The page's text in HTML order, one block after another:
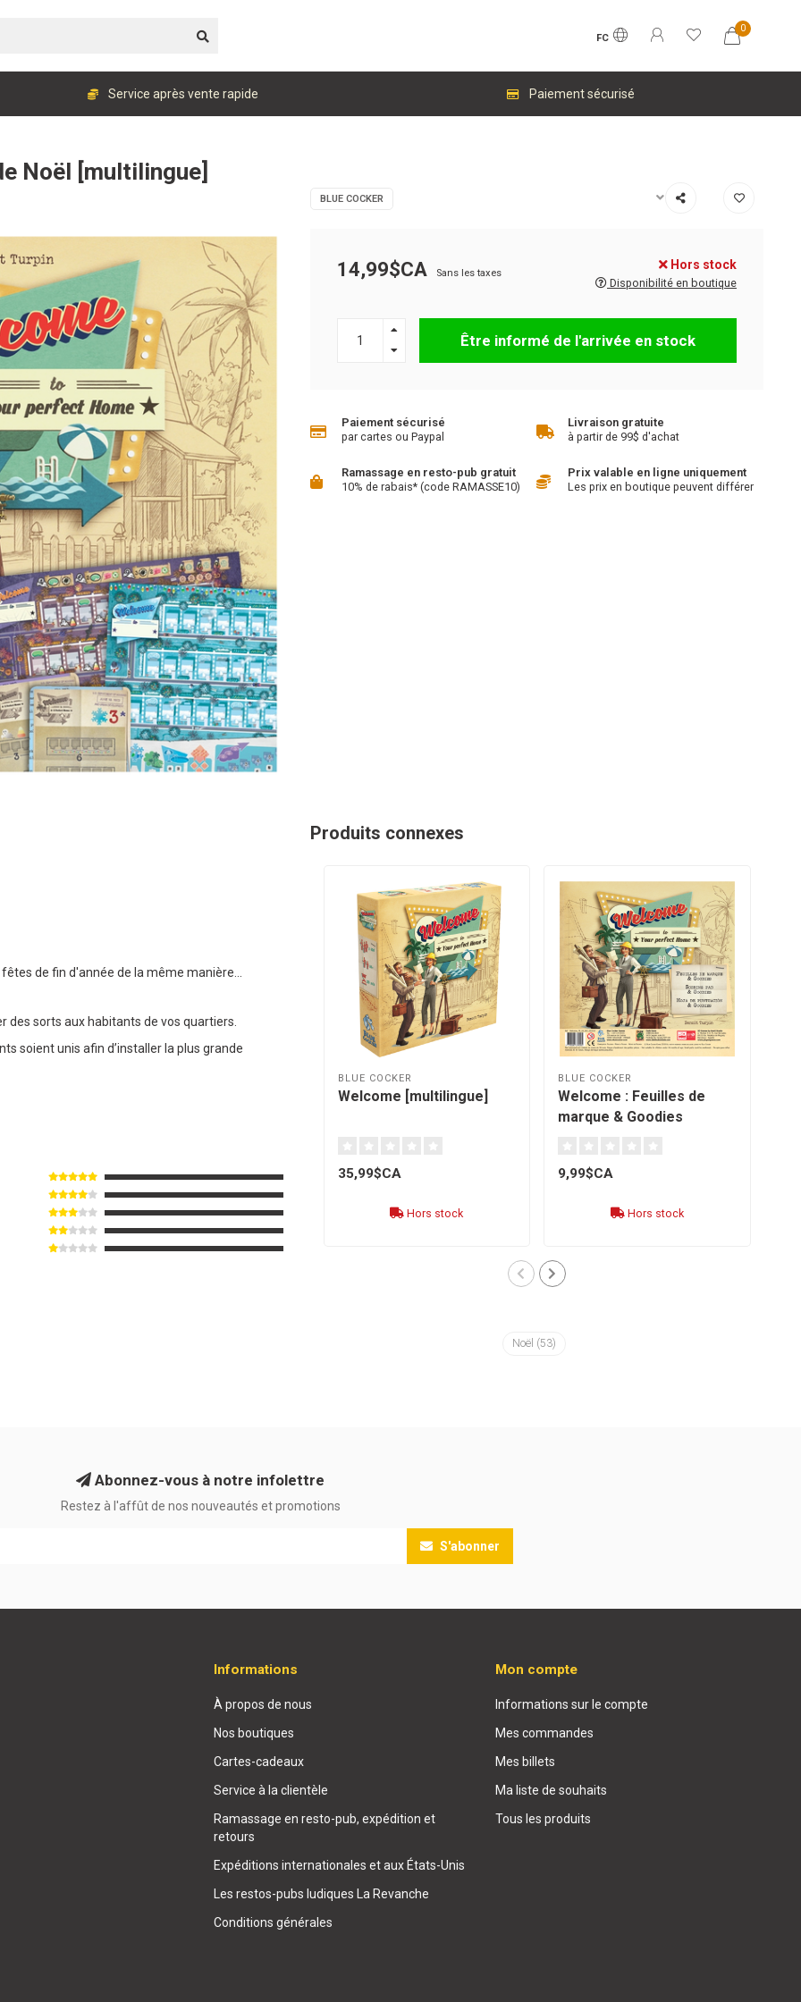
FC
0
Service après vente rapide Paiement sécurisé
Noël [multilingue]
BLUE COCKER
14,99$CA Sans les taxes
Hors stock
Disponibilité en boutique
Être informé de l'arrivée en stock
Paiement sécurisé
par cartes ou Paypal
Livraison gratuite
à partir de 99$ d'achat
Ramassage en resto-pub gratuit
10% de rabais* (code RAMASSE10)
Prix valable en ligne uniquement
Les prix en boutique peuvent différer
de fin d'année de la même manière...
des sorts aux habitants de vos quartiers.
soient unis afin d’installer la plus grande
Produits connexes
BLUE COCKER
Welcome [multilingue]
35,99$CA
Hors stock
BLUE COCKER
Welcome : Feuilles de
marque & Goodies
9,99$CA
Hors stock
Noël (53)
Abonnez-vous à notre infolettre
Restez à l'affût de nos nouveautés et promotions
S'abonner
Informations
À propos de nous
Nos boutiques
Cartes-cadeaux
Service à la clientèle
Ramassage en resto-pub, expédition et
retours
Expéditions internationales et aux États-Unis
Les restos-pubs ludiques La Revanche
Conditions générales
Mon compte
Informations sur le compte
Mes commandes
Mes billets
Ma liste de souhaits
Tous les produits